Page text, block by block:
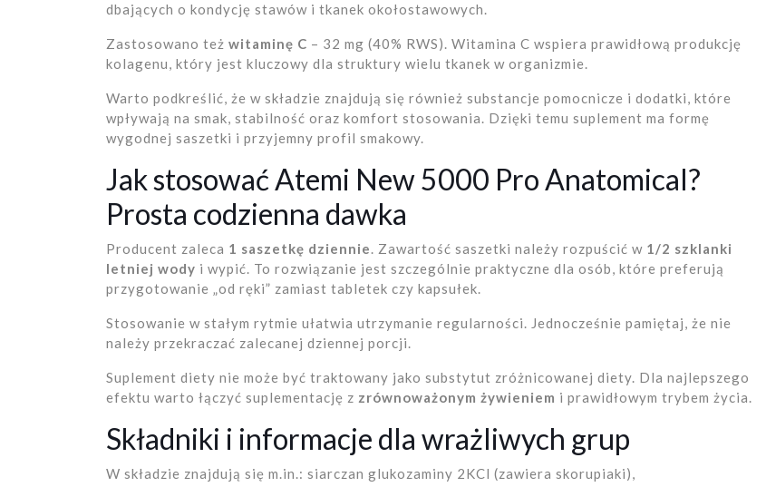
dbających o kondycję stawów i tkanek okołostawowych.
Zastosowano też witaminę C – 32 mg (40% RWS). Witamina C wspiera prawidłową produkcję
kolagenu, który jest kluczowy dla struktury wielu tkanek w organizmie.
Warto podkreślić, że w składzie znajdują się również substancje pomocnicze i dodatki, które
wpływają na smak, stabilność oraz komfort stosowania. Dzięki temu suplement ma formę
wygodnej saszetki i przyjemny profil smakowy.
Jak stosować Atemi New 5000 Pro Anatomical?
Prosta codzienna dawka
Producent zaleca 1 saszetkę dziennie. Zawartość saszetki należy rozpuścić w 1/2 szklanki
letniej wody i wypić. To rozwiązanie jest szczególnie praktyczne dla osób, które preferują
przygotowanie „od ręki” zamiast tabletek czy kapsułek.
Stosowanie w stałym rytmie ułatwia utrzymanie regularności. Jednocześnie pamiętaj, że nie
należy przekraczać zalecanej dziennej porcji.
Suplement diety nie może być traktowany jako substytut zróżnicowanej diety. Dla najlepszego
efektu warto łączyć suplementację z zrównoważonym żywieniem i prawidłowym trybem życia.
Składniki i informacje dla wrażliwych grup
W składzie znajdują się m.in.: siarczan glukozaminy 2KCl (zawiera skorupiaki),